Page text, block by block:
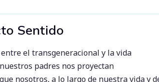
Sentido
el transgeneracional y la vida
padres nos proyectan
nosotros, a lo largo de nuestra vida y